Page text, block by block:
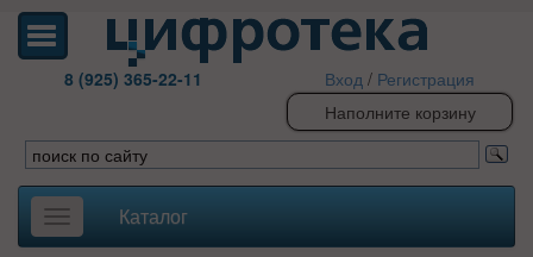
8 (925) 365-22-11 Вход / Регистрация
Наполните корзину
Toggle
navigation
Каталог